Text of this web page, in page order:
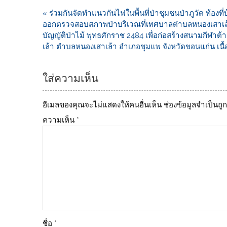
b
o
o
Li
n
k
« ร่วมกันจัดทำแนวกันไฟในพื้นที่ป่าชุมชนป่าภูวัด​ ท้อง
ออกตรวจสอบสภาพป่าบริเวณที่เทศบาลตำบลหนองเสา
บัญญัติป่าไม้ พุทธศักราช 2484 เพื่อก่อสร้างสนามกีฬาต้
เล้า ตำบลหนองเสาเล้า อำเภอชุมแพ จังหวัดขอนแก่น เนื้
ใส่ความเห็น
อีเมลของคุณจะไม่แสดงให้คนอื่นเห็น ช่องข้อมูลจำเป็นถู
ความเห็น *
ชื่อ *